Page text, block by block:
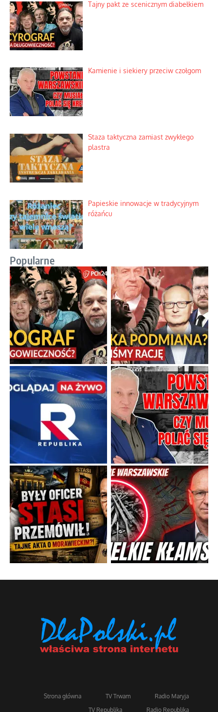
Tajny pakt ze scenicznym diabełkiem
Kamienie i siekiery przeciw czołgom
Staza taktyczna zamiast zwykłego
plastra
Papieskie innowacje w tradycyjnym
różańcu
Popularne
Strona główna TV Trwam
Radio Maryja
TV Republika
Radio Republika